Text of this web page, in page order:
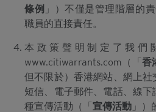
條例 」）不僅是管理階層的
職員的直接責任。
本政策聲明制定了我們
www.citiwarrants.com（「香
但不限於）香港網站、網上社
短信、電子郵件、電話、線
種宣傳活動（「宣傳活動 」）